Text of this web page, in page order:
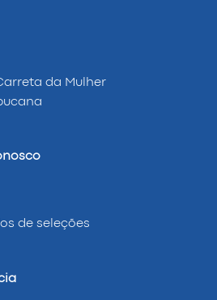
da Mulher
de seleções